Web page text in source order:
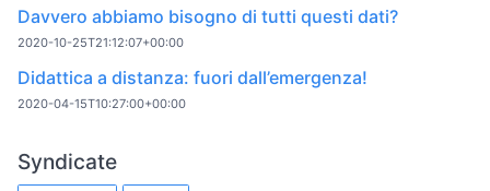
Davvero abbiamo bisogno di tutti questi dati?
2020-10-25T21:12:07+00:00
Didattica a distanza: fuori dall’emergenza!
2020-04-15T10:27:00+00:00
Syndicate